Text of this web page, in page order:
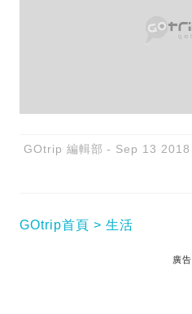
GOtrip 編輯部 Sep 13 2018
GOtrip首頁 生活
廣告